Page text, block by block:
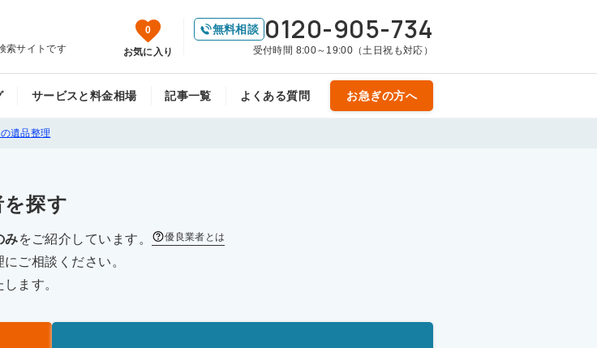
索サイトです
0
お気に入り
無料相談 0120-905-734
受付時間 8:00～19:00（土日祝も対応）
サービスと料金相場 記事一覧 よくある質問 お急ぎの方へ
遺品整理
を探す
みをご紹介しています。 優良業者とは
ご相談ください。
します。